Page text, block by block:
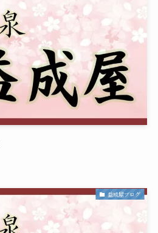
益成屋ブログ